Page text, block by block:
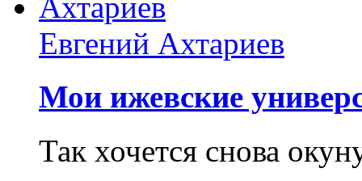
Евгений Ахтариев
Мои ижевские
Так хочется снова